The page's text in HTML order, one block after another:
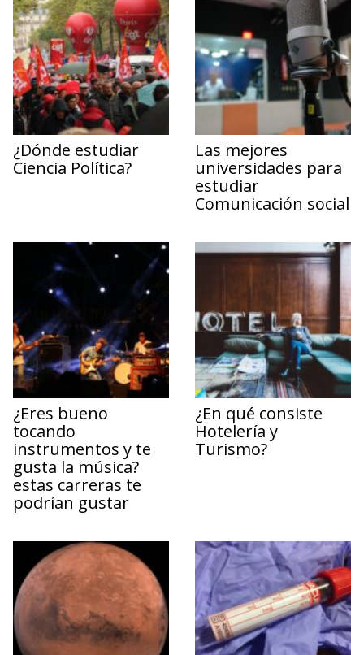
¿Dónde estudiar
Ciencia Política?
Las mejores
universidades para
estudiar
Comunicación social
¿Eres bueno
tocando
instrumentos y te
gusta la música?
estas carreras te
podrían gustar
¿En qué consiste
Hotelería y
Turismo?